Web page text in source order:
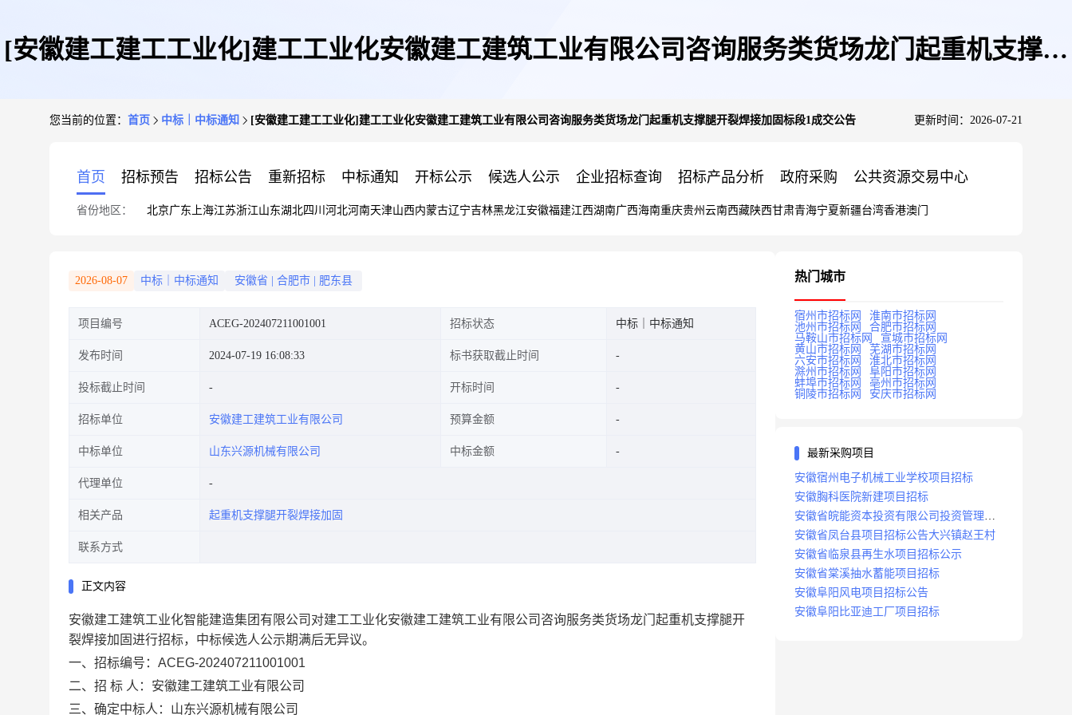
[安徽建工建工工业化]建工工业化安徽建工建筑工业有限公司咨询服务类货场龙门起重机支撑腿
您当前的位置： 首页 中标｜中标通知 [安徽建工建工工业化]建工工业化安徽建工建筑工业有限公司咨询服务类货场龙门起重机支撑腿开裂焊接加固标段1成交公告 更新时间：2026-07-21
首页 招标预告 招标公告 重新招标 中标通知 开标公示 候选人公示 企业招标查询 招标产品分析 政府采购 公共资源交易中心
省份地区： 北京广东 上海江苏浙江山东湖北四川 河北河南天津山西内蒙古辽宁吉林黑龙江安徽福建江西湖南广西海南重庆贵州 云南西藏陕西甘肃青海宁夏新疆台湾香港澳门
2026-08-07 中标｜中标通知 安徽省 合肥市 肥东县
项目编号 ACEG-202407211001001 招标状态 中标｜中标通知
发布时间 2024-07-19 16:08:33 标书获取截止时间
投标截止时间 开标时间
招标单位 安徽建工建筑工业有限公司 预算金额
中标单位 山东兴源机械有限公司 中标金额
代理单位
相关产品 起重机支撑腿开裂焊接加固
联系方式
正文内容
安徽建工建筑工业化智能建造集团有限公司对建工工业化安徽建工建筑工业有限公司咨询服务类货场龙门起重机支撑腿开
裂焊接加固进行招标，中标候选人公示期满后无异议。
一、 招标编号： ACEG-202407211001001
二、招 标 人： 安徽建工建筑工业有限公司
三、确定中标人：山东兴源机械有限公司
热门城市
宿州市招标网
淮南市招标网
池州市招标网
合肥市招标网
马鞍山市招标网
宣城市招标网
黄山市招标网
芜湖市招标网
六安市招标网
淮北市招标网
滁州市招标网
阜阳市招标网
蚌埠市招标网
亳州市招标网
铜陵市招标网
安庆市招标网
最新采购项目
安徽宿州电子机械工业学校项目招标
安徽胸科医院新建项目招标
安徽省皖能资本投资有限公司投资管理系
统建设项目招标
安徽省凤台县项目招标公告大兴镇赵王村
安徽省临泉县再生水项目招标公示
安徽省棠溪抽水蓄能项目招标
安徽阜阳风电项目招标公告
安徽阜阳比亚迪工厂项目招标